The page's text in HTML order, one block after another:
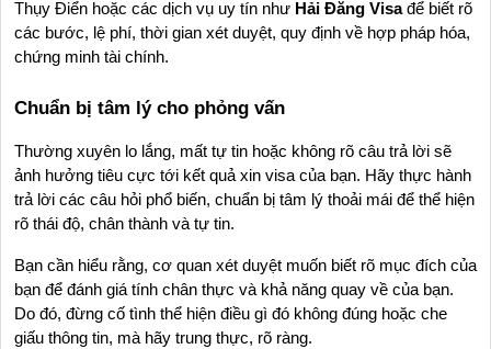
Thụy Điển hoặc các dịch vụ uy tín như Hải Đăng Visa để biết rõ
các bước, lệ phí, thời gian xét duyệt, quy định về hợp pháp hóa,
chứng minh tài chính.
Chuẩn bị tâm lý cho phỏng vấn
Thường xuyên lo lắng, mất tự tin hoặc không rõ câu trả lời sẽ
ảnh hưởng tiêu cực tới kết quả xin visa của bạn. Hãy thực hành
trả lời các câu hỏi phổ biến, chuẩn bị tâm lý thoải mái để thể hiện
rõ thái độ, chân thành và tự tin.
Bạn cần hiểu rằng, cơ quan xét duyệt muốn biết rõ mục đích của
bạn để đánh giá tính chân thực và khả năng quay về của bạn.
Do đó, đừng cố tình thể hiện điều gì đó không đúng hoặc che
giấu thông tin, mà hãy trung thực, rõ ràng.